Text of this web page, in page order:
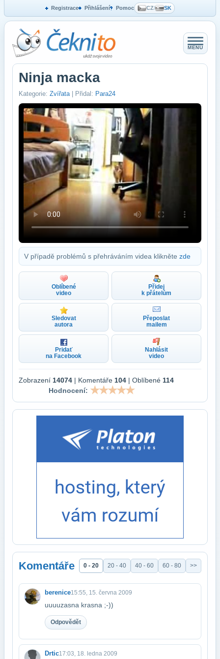
Registrace Přihlášení Pomoc CZ/ SK
MENU
Ninja macka
Kategorie: Zvířata | Přidal: Para24
V případě problémů s přehráváním videa klikněte zde
Oblíbené
video
Přidej
k přátelům
Sledovat
autora
Přeposlat
mailem
Pridať
na Facebook
Nahlásit
video
Zobrazení 14074 | Komentáře 104 | Oblíbené 114
Hodnocení:
Komentáře 0 - 20 20 - 40 40 - 60 60 - 80 >>
berenice15:55, 15. června 2009
uuuuzasna krasna ;-))
Odpovědět
Drtic17:03, 18. ledna 2009